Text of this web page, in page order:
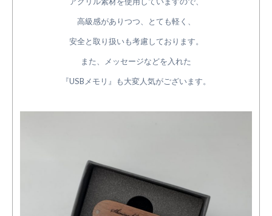
高級感がありつつ、とても軽く、
安全と取り扱いも考慮しております。
また、メッセージなどを入れた
『USBメモリ』も大変人気がございます。